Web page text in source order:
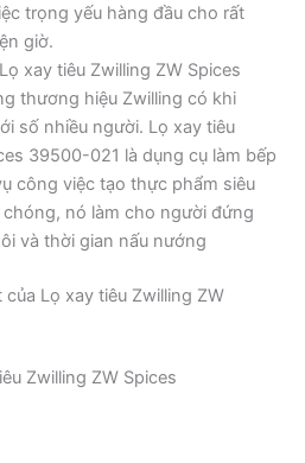
trọng yếu hàng đầu cho rất
giờ.
xay tiêu Zwilling ZW Spices
thương hiệu Zwilling có khi
số nhiều người. Lọ xay tiêu
39500-021 là dụng cụ làm bếp
công việc tạo thực phẩm siêu
nó làm cho người đứng
và thời gian nấu nướng
Lọ xay tiêu Zwilling ZW
Zwilling ZW Spices